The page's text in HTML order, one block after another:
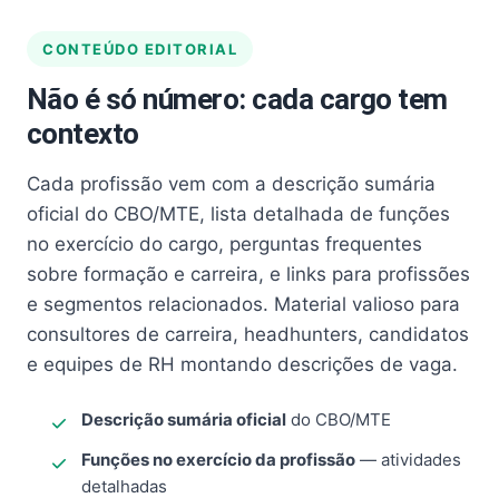
CONTEÚDO EDITORIAL
Não é só número: cada cargo tem
contexto
Cada profissão vem com a descrição sumária
oficial do CBO/MTE, lista detalhada de funções
no exercício do cargo, perguntas frequentes
sobre formação e carreira, e links para profissões
e segmentos relacionados. Material valioso para
consultores de carreira, headhunters, candidatos
e equipes de RH montando descrições de vaga.
Descrição sumária oficial do CBO/MTE
Funções no exercício da profissão — atividades
detalhadas